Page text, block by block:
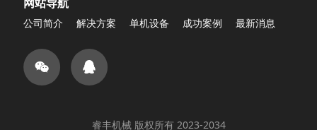
公司简介 解决方案 单机设备 成功案例 最新消息
睿丰机械 版权所有 2023-2034